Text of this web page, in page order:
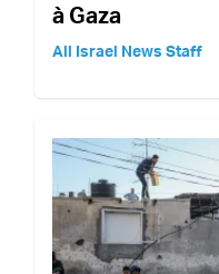
à Gaza
All Israel News Staff